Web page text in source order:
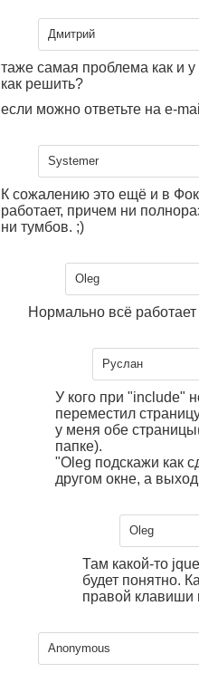
Дмитрий
таже самая проблема как и у
как решить?
если можно ответьте на е-mail
Systemer
К сожалению это ещё и в
работает, причем ни
ни тумбов. ;)
Oleg
Нормально всё работает
Руслан
У кого при "include"
переместил
у меня обе
папке).
"Oleg подскажи как
другом окне, а
Oleg
Там какой-то
будет понятно.
правой
Anonymous